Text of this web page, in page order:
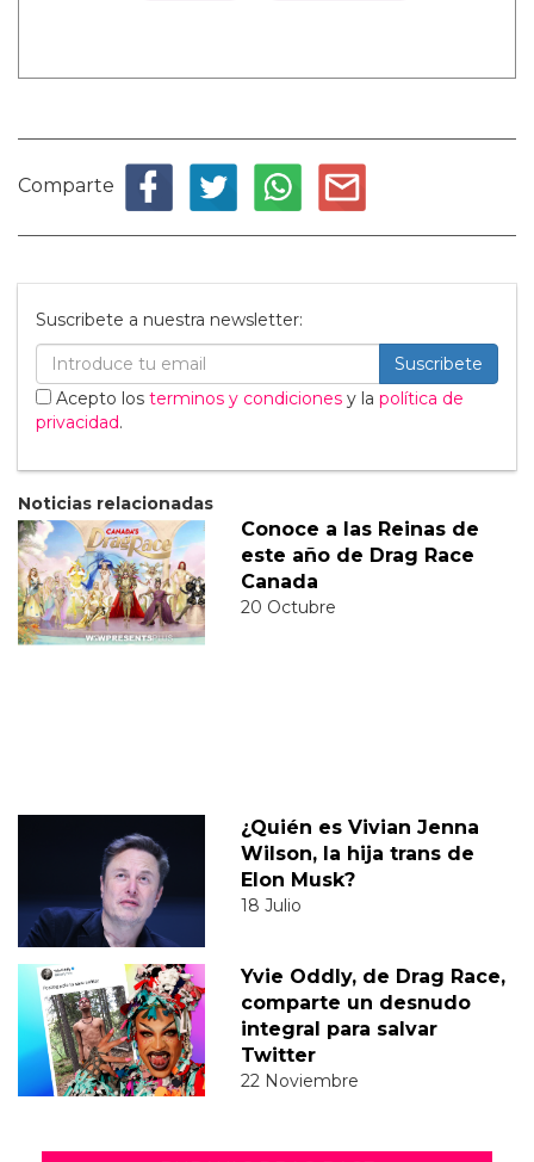
Comparte
Suscribete a nuestra newsletter:
Suscribete
Acepto los terminos y condiciones y la política de
privacidad.
Noticias relacionadas
Conoce a las Reinas de
este año de Drag Race
Canada
20 Octubre
¿Quién es Vivian Jenna
Wilson, la hija trans de
Elon Musk?
18 Julio
Yvie Oddly, de Drag Race,
comparte un desnudo
integral para salvar
Twitter
22 Noviembre